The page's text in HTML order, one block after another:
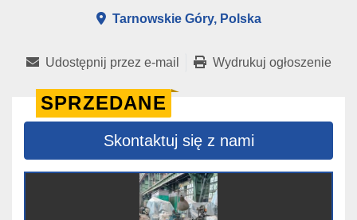
Tarnowskie Góry, Polska
Udostępnij przez e-mail Wydrukuj ogłoszenie
SPRZEDANE
Skontaktuj się z nami